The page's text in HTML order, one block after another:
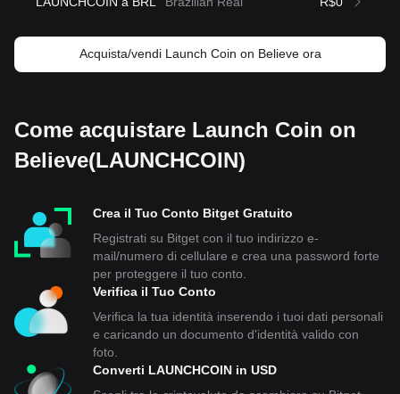
Acquista/vendi Launch Coin on Believe ora
Come acquistare Launch Coin on
Believe(LAUNCHCOIN)
Crea il Tuo Conto Bitget Gratuito
Registrati su Bitget con il tuo indirizzo e-
mail/numero di cellulare e crea una password forte
per proteggere il tuo conto.
Verifica il Tuo Conto
Verifica la tua identità inserendo i tuoi dati personali
e caricando un documento d'identità valido con
foto.
Converti LAUNCHCOIN in USD